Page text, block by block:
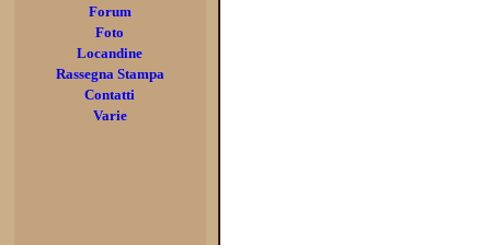
Forum
Foto
Locandine
Rassegna Stampa
Contatti
Varie